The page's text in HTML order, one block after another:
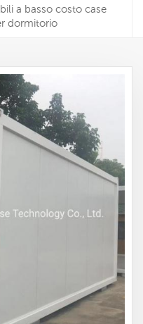
a basso costo case
dormitorio